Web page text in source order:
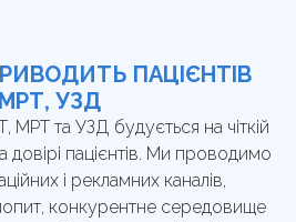
ПАЦІЄНТІВ
УЗД
МРТ та УЗД будується на чіткій
довірі пацієнтів. Ми проводимо
і рекламних каналів,
конкурентне середовище